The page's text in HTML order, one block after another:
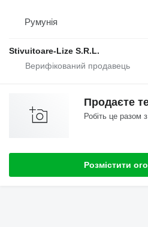
Румунія
Stivuitoare-Lize S.R.L.
Продаєте
Робіть це разом
Розмістити